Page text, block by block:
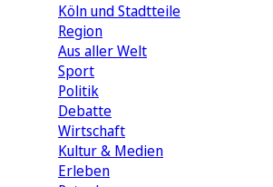
Köln und Stadtteile
Region
Aus aller Welt
Sport
Politik
Debatte
Wirtschaft
Kultur & Medien
Erleben